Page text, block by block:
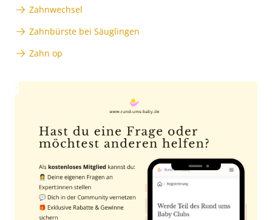
Zahnwechsel
Zahnbürste bei Säuglingen
Zahn op